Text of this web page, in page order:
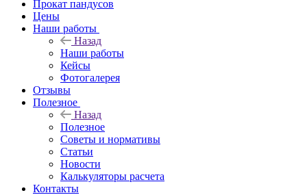
Прокат пандусов
Цены
Наши работы
Назад
Наши работы
Кейсы
Фотогалерея
Отзывы
Полезное
Назад
Полезное
Советы и нормативы
Статьи
Новости
Калькуляторы расчета
Контакты